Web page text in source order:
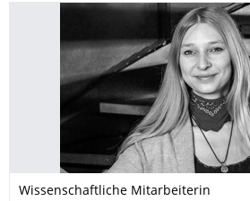
Wissenschaftliche Mitarbeiterin